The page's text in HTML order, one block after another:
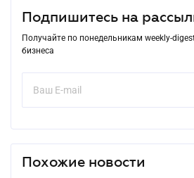
Подпишитесь на
Получайте по понедельникам weekly-
бизнеса
Похожие новости